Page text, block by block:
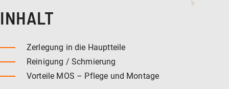
INHALT
Zerlegung in die Hauptteile
Reinigung / Schmierung
Vorteile MOS – Pflege und Montage